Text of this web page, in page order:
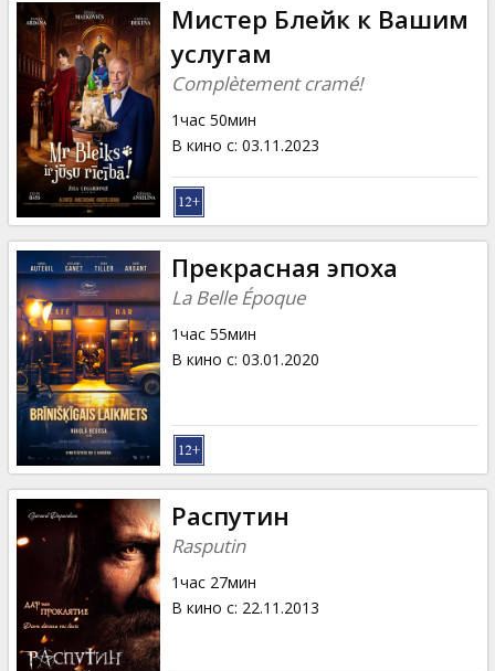
Мистер Блейк к Вашим
услугам
Complètement cramé!
1час 50мин
В кино с: 03.11.2023
Прекрасная эпоха
La Belle Époque
1час 55мин
В кино с: 03.01.2020
Распутин
Rasputin
1час 27мин
В кино с: 22.11.2013